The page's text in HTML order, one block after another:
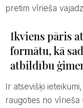
pretim vīrieša
Ikviens pāris
formātu, kā
atbildību
Ir atsevišķi ieteikumi, kā to ir komfortabli izdarīt,
raugoties no vīrieša